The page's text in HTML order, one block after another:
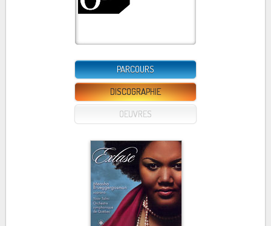
PARCOURS
DISCOGRAPHIE
OEUVRES